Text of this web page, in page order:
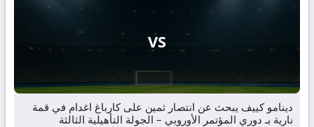
VS
دينامو كييف يبحث عن انتصار ثمين على كارباغ اغدام في قمة
نارية بـ دوري المؤتمر الأوروبي – الجولة التأهيلية الثالثة